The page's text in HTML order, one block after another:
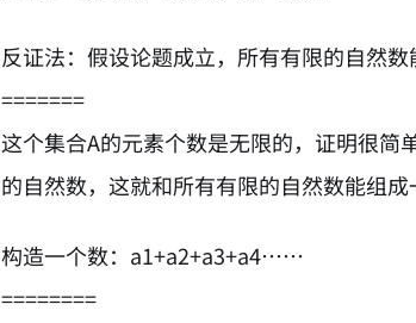
反证法：假设论题成立，所有有限的自然数
=======
这个集合A的元素个数是无限的，证明很简
的自然数，这就和所有有限的自然数能组
构造一个数：a1+a2+a3+a4……
========